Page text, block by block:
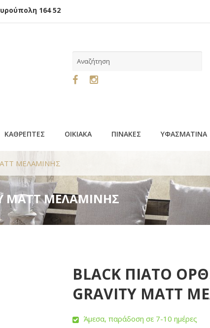
164 52
ΚΑΘΡΕΠΤΕΣ ΟΙΚΙΑΚΑ ΠΙΝΑΚΕΣ ΥΦΑΣΜΑΤΙΝΑ
ΜΕΛΑΜΙΝΗΣ
MATT ΜΕΛΑΜΙΝΗΣ
BLACK ΠΙΑΤΟ
GRAVITY MATT
Άμεσα, παράδοση σε 7-10 ημέρες